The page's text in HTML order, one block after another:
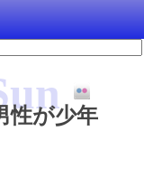
性が少年